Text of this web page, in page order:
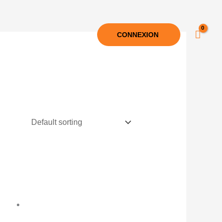
CONNEXION